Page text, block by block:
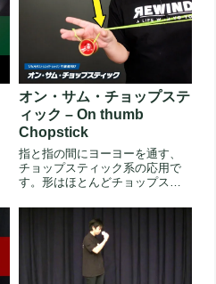
オン・サム・チョップステ
ィック – On thumb
Chopstick
指と指の間にヨーヨーを通す、
チョップスティック系の応用で
す。形はほとんどチョップステ
で、親指と...